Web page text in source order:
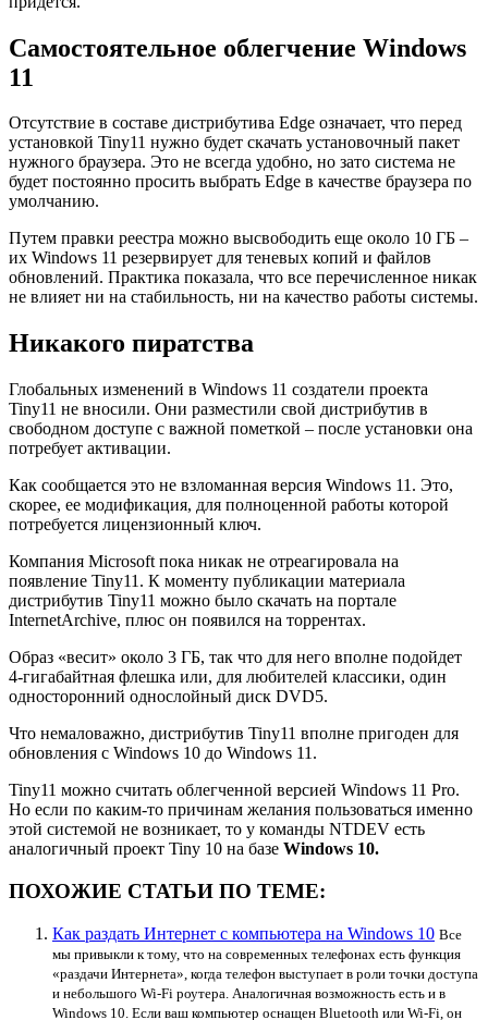
Самостоятельное облегчение Windows
11
Отсутствие в составе дистрибутива Edge означает, что перед
установкой Tiny11 нужно будет скачать установочный пакет
нужного браузера. Это не всегда удобно, но зато система не
будет постоянно просить выбрать Edge в качестве браузера по
умолчанию.
Путем правки реестра можно высвободить еще около 10 ГБ –
их Windows 11 резервирует для теневых копий и файлов
обновлений. Практика показала, что все перечисленное никак
не влияет ни на стабильность, ни на качество работы системы.
Никакого пиратства
Глобальных изменений в Windows 11 создатели проекта
Tiny11 не вносили. Они разместили свой дистрибутив в
свободном доступе с важной пометкой – после установки она
потребует активации.
Как сообщается это не взломанная версия Windows 11. Это,
скорее, ее модификация, для полноценной работы которой
потребуется лицензионный ключ.
Компания Microsoft пока никак не отреагировала на
появление Tiny11. К моменту публикации материала
дистрибутив Tiny11 можно было скачать на портале
InternetArchive, плюс он появился на торрентах.
Образ «весит» около 3 ГБ, так что для него вполне подойдет
4-гигабайтная флешка или, для любителей классики, один
односторонний однослойный диск DVD5.
Что немаловажно, дистрибутив Tiny11 вполне пригоден для
обновления с Windows 10 до Windows 11.
Tiny11 можно считать облегченной версией Windows 11 Pro.
Но если по каким-то причинам желания пользоваться именно
этой системой не возникает, то у команды NTDEV есть
аналогичный проект Tiny 10 на базе Windows 10.
ПОХОЖИЕ СТАТЬИ ПО ТЕМЕ:
Как раздать Интернет с компьютера на Windows 10 Все
мы привыкли к тому, что на современных телефонах есть функция
«раздачи Интернета», когда телефон выступает в роли точки доступа
и небольшого Wi-Fi роутера. Аналогичная возможность есть и в
Windows 10. Если ваш компьютер оснащен Bluetooth или Wi-Fi, он